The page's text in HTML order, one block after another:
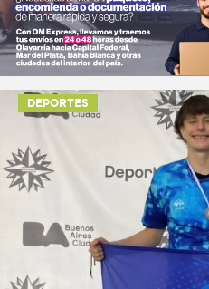
DEPORTES